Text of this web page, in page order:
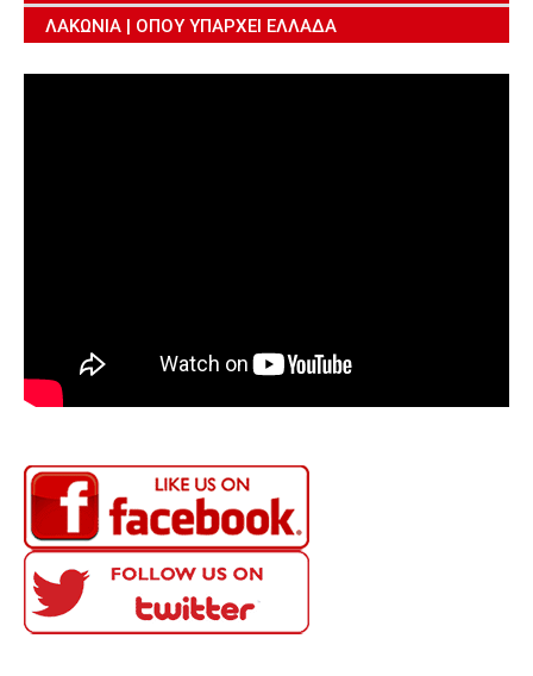
ΛΑΚΩΝΊΑ | ΌΠΟΥ ΥΠΆΡΧΕΙ ΕΛΛΆΔΑ